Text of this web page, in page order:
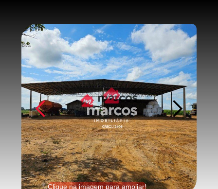
Clique na imagem para ampliar!